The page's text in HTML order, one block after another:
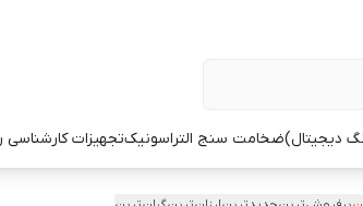
دیجیتال)ضخامت سنج التراسونیکتجهیزات